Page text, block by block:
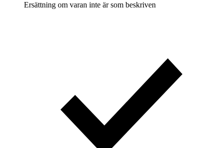
Ersättning om varan inte är som beskriven